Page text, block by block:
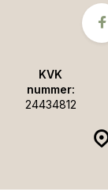
KVK
nummer:
24434812